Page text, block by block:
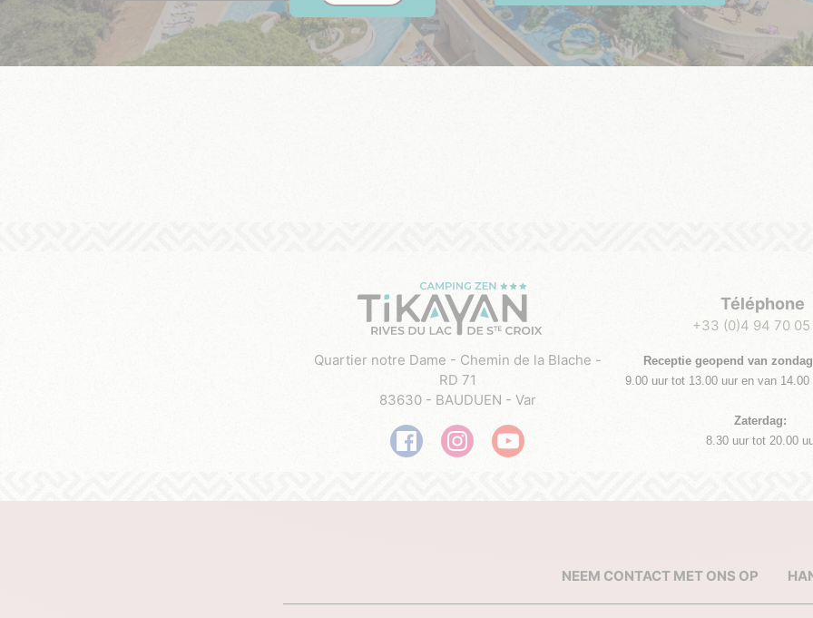
Quartier notre Dame - Chemin de la Blache -
RD 71
83630 - BAUDUEN - Var
Téléphone
+33 (0)4 94 70
Receptie geopend van zondag
9.00 uur tot 13.00 uur en van
Zaterdag:
8.30 uur tot 20.00
NEEM CONTACT MET ONS OP